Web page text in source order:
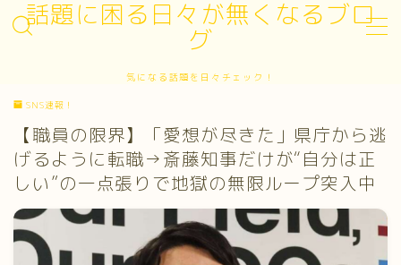
話題に困る日々が無くなるブロ
グ
気になる話題を日々チェック！
サイトマップ
デモプリセット記事 #3
プライバシーポリシー
プライバシーポリシー
プロフィール
利用規約／特定商取引法に基づく表記
有料記事の決済完了ページ
運営者情報
SNS速報！
【職員の限界】「愛想が尽きた」県庁から逃
げるように転職→斎藤知事だけが“自分は正
しい”の一点張りで地獄の無限ループ突入中